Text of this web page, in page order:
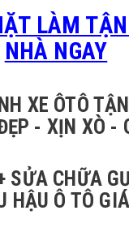
LÀM
NHÀ NGAY
XE ÔTÔ
- XỊN XÒ -
SỬA CHỮA
HẬU Ô TÔ